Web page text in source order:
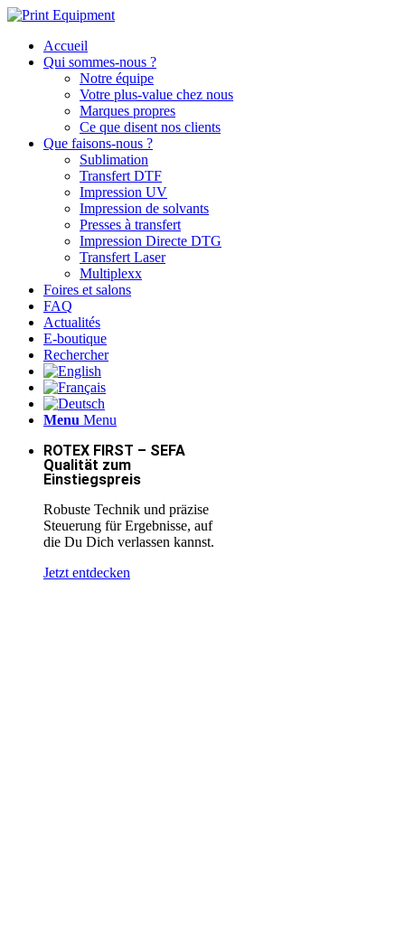
Accueil
Qui sommes-nous ?
Notre équipe
Votre plus-value chez nous
Marques propres
Ce que disent nos clients
Que faisons-nous ?
Sublimation
Transfert DTF
Impression UV
Impression de solvants
Presses à transfert
Impression Directe DTG
Transfert Laser
Multiplexx
Foires et salons
FAQ
Actualités
E-boutique
Rechercher
Menu Menu
ROTEX FIRST – SEFA
Qualität zum
Einstiegspreis
Robuste Technik und präzise
Steuerung für Ergebnisse, auf
die Du Dich verlassen kannst.
Jetzt entdecken